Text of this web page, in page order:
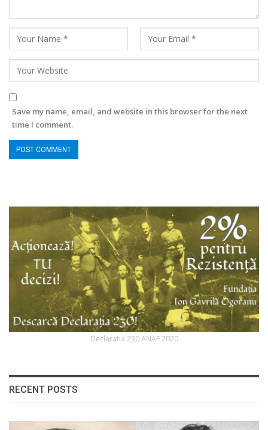
Save my name, email, and website in this browser for the next
time I comment.
Declaratia 230 ANAF 2020
RECENT POSTS